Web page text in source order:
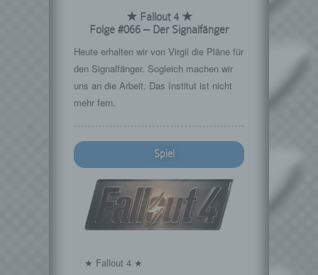
★ Fallout 4 ★
Folge #066 – Der Signalfänger
Heute erhalten wir von Virgil die Pläne für
den Signalfänger. Sogleich machen wir
uns an die Arbeit. Das Institut ist nicht
mehr fern.
Spiel
★ Fallout 4 ★